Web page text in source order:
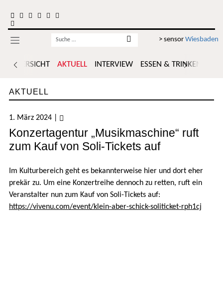
Username > sensor Wiesbaden
ÜBERSICHT AKTUELL INTERVIEW ESSEN & TRINKEN
AKTUELL
1. März 2024
Konzertagentur „Musikmaschine“ ruft
zum Kauf von Soli-Tickets auf
Im Kulturbereich geht es bekannterweise hier und dort eher
prekär zu. Um eine Konzertreihe dennoch zu retten, ruft ein
Veranstalter nun zum Kauf von Soli-Tickets auf:
https://vivenu.com/event/klein-aber-schick-soliticket-rph1cj